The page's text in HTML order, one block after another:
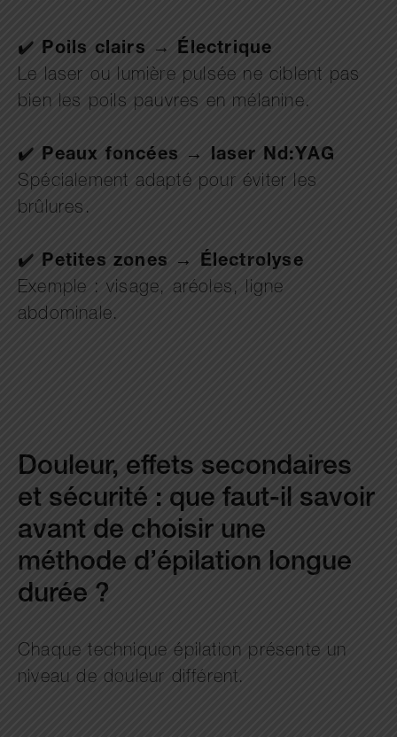
✔️ Poils clairs → Électrique
Le laser ou lumière pulsée ne ciblent pas
bien les poils pauvres en mélanine.
✔️ Peaux foncées → laser Nd:YAG
Spécialement adapté pour éviter les
brûlures.
✔️ Petites zones → Électrolyse
Exemple : visage, aréoles, ligne
abdominale.
Douleur, effets secondaires
et sécurité : que faut-il savoir
avant de choisir une
méthode d’épilation longue
durée ?
Chaque technique épilation présente un
niveau de douleur différent.